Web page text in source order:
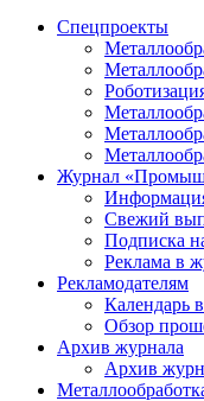
Спецпроекты
Журнал
Свежий
Подписка
Реклама в
Рекламодателям
Календарь
Обзор
Архив журнала
Архив